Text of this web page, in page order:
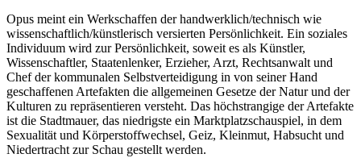
Opus meint ein Werkschaffen der handwerklich/technisch wie
wissenschaftlich/künstlerisch versierten Persönlichkeit. Ein soziales
Individuum wird zur Persönlichkeit, soweit es als Künstler,
Wissenschaftler, Staatenlenker, Erzieher, Arzt, Rechtsanwalt und
Chef der kommunalen Selbstverteidigung in von seiner Hand
geschaffenen Artefakten die allgemeinen Gesetze der Natur und der
Kulturen zu repräsentieren versteht. Das höchstrangige der Artefakte
ist die Stadtmauer, das niedrigste ein Marktplatzschauspiel, in dem
Sexualität und Körperstoffwechsel, Geiz, Kleinmut, Habsucht und
Niedertracht zur Schau gestellt werden.